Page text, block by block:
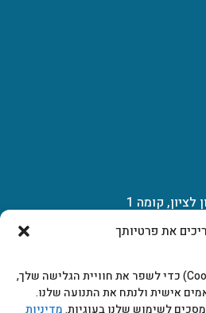
את פרטיותך
אנו משתמשים בעוגיות (Cookies) כדי לשפר את חוויית הגלישה שלך,
אישית ולנתח את התנועה שלנו.
לשימוש שלנו בעוגיות.מדיניות